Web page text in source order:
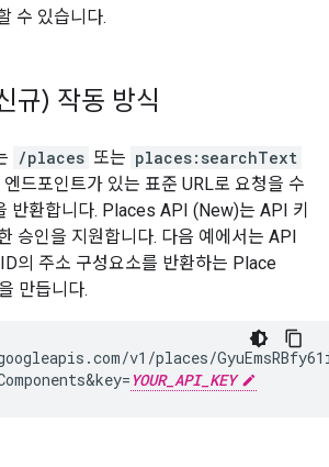
수 있습니다.
규) 작동 방식
/places 또는 places:searchText
드포인트가 있는 표준 URL로 요청을 수
반환합니다. Places API (New)는 API 키
승인을 지원합니다. 다음 예에서는 API
의 주소 구성요소를 반환하는 Place
만듭니다.
v1/places/
&key= YOUR_API_KEY